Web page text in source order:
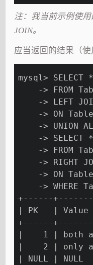
注：我当前示例使用
JOIN。
应当返回的结果（使
mysql> SELECT *
-> FROM
-> LEFT
-> ON
-> UNION
    -> SELECT *
-> FROM
-> RIGHT
-> ON
-> WHERE
+------
| PK   |
+------
|    1 | both
|    2 | only a
| NULL |